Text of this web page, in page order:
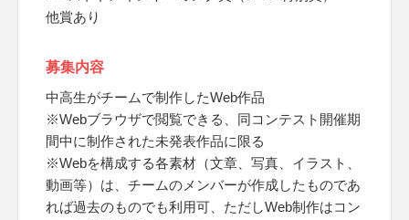
他賞あり
募集内容
中高生がチームで制作したWeb作品
※Webブラウザで閲覧できる、同コンテスト開催期
間中に制作された未発表作品に限る
※Webを構成する各素材（文章、写真、イラスト、
動画等）は、チームのメンバーが作成したものであ
れば過去のものでも利用可、ただしWeb制作はコン